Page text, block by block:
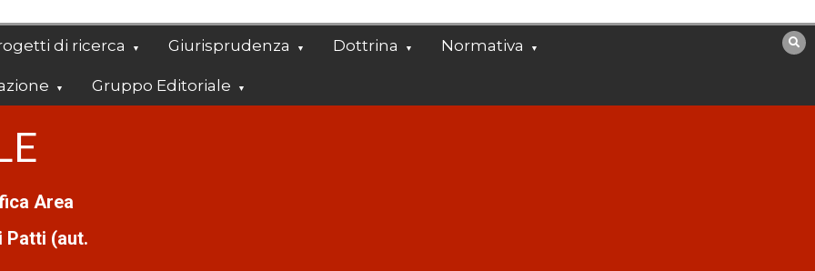
di ricerca Giurisprudenza Dottrina Normativa
Gruppo Editoriale
Area
Patti (aut.